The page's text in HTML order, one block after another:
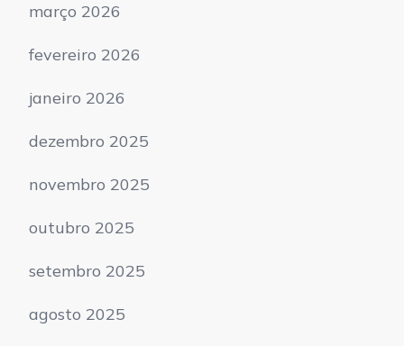
março 2026
fevereiro 2026
janeiro 2026
dezembro 2025
novembro 2025
outubro 2025
setembro 2025
agosto 2025